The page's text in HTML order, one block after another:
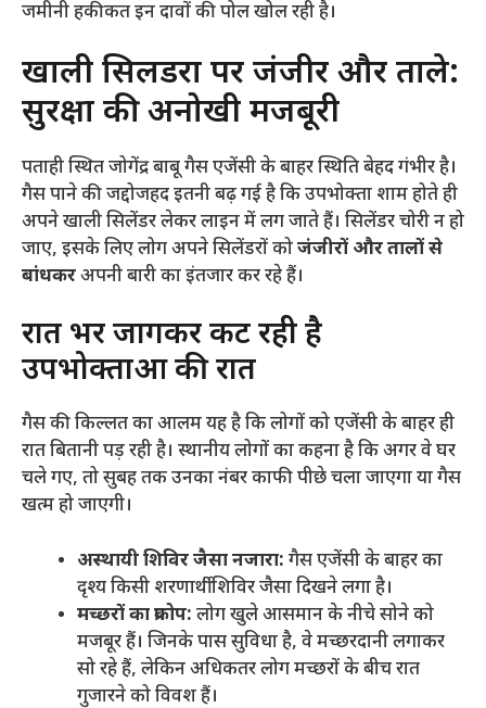
जमीनी हकीकत इन दावों की पोल खोल रही है।
​खाली सिलेंडरों पर जंजीर और ताले:
सुरक्षा की अनोखी मजबूरी
​पताही स्थित जोगेंद्र बाबू गैस एजेंसी के बाहर स्थिति बेहद गंभीर है।
गैस पाने की जद्दोजहद इतनी बढ़ गई है कि उपभोक्ता शाम होते ही
अपने खाली सिलेंडर लेकर लाइन में लग जाते हैं। सिलेंडर चोरी न हो
जाए, इसके लिए लोग अपने सिलेंडरों कोजंजीरों और तालों से
बांधकरअपनी बारी का इंतजार कर रहे हैं।
​रात भर जागकर कट रही है
उपभोक्ताओं की रात
​गैस की किल्लत का आलम यह है कि लोगों को एजेंसी के बाहर ही
रात बितानी पड़ रही है। स्थानीय लोगों का कहना है कि अगर वे घर
चले गए, तो सुबह तक उनका नंबर काफी पीछे चला जाएगा या गैस
खत्म हो जाएगी।
अस्थायी शिविर जैसा नजारा: गैस एजेंसी के बाहर का
दृश्य किसी शरणार्थी शिविर जैसा दिखने लगा है।
मच्छरों का प्रकोप: लोग खुले आसमान के नीचे सोने को
मजबूर हैं। जिनके पास सुविधा है, वे मच्छरदानी लगाकर
सो रहे हैं, लेकिन अधिकतर लोग मच्छरों के बीच रात
गुजारने को विवश हैं।